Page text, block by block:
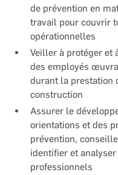
de prévention en
travail pour couvrir
opérationnelles
Veiller à protéger et
des employés
durant la prestation
construction
Assurer le
orientations et des
prévention,
identifier et
professionnels